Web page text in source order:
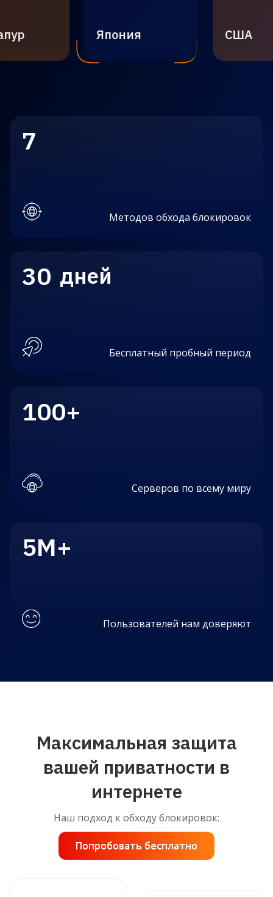
Япония США
7
Методов обхода блокировок
30 дней
Бесплатный пробный период
100+
Серверов по всему миру
5M+
Пользователей нам доверяют
Максимальная защита
вашей приватности в
интернете
Наш подход к обходу блокировок:
Попробовать бесплатно
Попробовать бесплатно